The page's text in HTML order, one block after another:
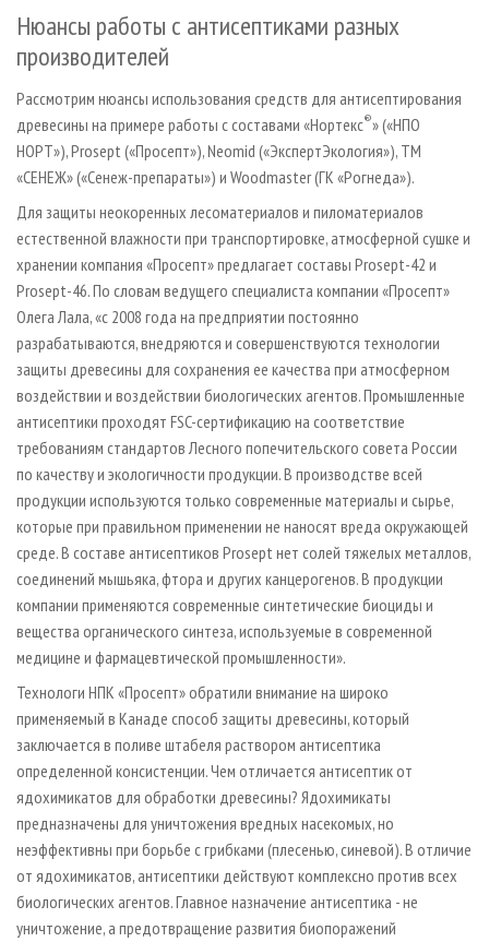
Нюансы работы с антисептиками разных
производителей
Рассмотрим нюансы использования средств для антисептирования
древесины на примере работы с составами «Нортекс®» («НПО
НОРТ»), Prosept («Просепт»), Neomid («ЭкспертЭкология»), ТМ
«СЕНЕЖ» («Сенеж-препараты») и Woodmaster (ГК «Рогнеда»).
Для защиты неокоренных лесоматериалов и пиломатериалов
естественной влажности при транспортировке, атмосферной сушке и
хранении компания «Просепт» предлагает составы Prosept-42 и
Prosept-46. По словам ведущего специалиста компании «Просепт»
Олега Лала, «с 2008 года на предприятии постоянно
разрабатываются, внедряются и совершенствуются технологии
защиты древесины для сохранения ее качества при атмосферном
воздействии и воздействии биологических агентов. Промышленные
антисептики проходят FSC-сертификацию на соответствие
требованиям стандартов Лесного попечительского совета России
по качеству и экологичности продукции. В производстве всей
продукции используются только современные материалы и сырье,
которые при правильном применении не наносят вреда окружающей
среде. В составе антисептиков Prosept нет солей тяжелых металлов,
соединений мышьяка, фтора и других канцерогенов. В продукции
компании применяются современные синтетические биоциды и
вещества органического синтеза, используемые в современной
медицине и фармацевтической промышленности».
Технологи НПК «Просепт» обратили внимание на широко
применяемый в Канаде способ защиты древесины, который
заключается в поливе штабеля раствором антисептика
определенной консистенции. Чем отличается антисептик от
ядохимикатов для обработки древесины? Ядохимикаты
предназначены для уничтожения вредных насекомых, но
неэффективны при борьбе с грибками (плесенью, синевой). В отличие
от ядохимикатов, антисептики действуют комплексно против всех
биологических агентов. Главное назначение антисептика - не
уничтожение, а предотвращение развития биопоражений